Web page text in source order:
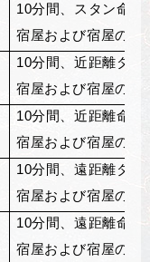
10分間、スタン命中
宿屋および宿屋の地
10分間、近距離ダメ
宿屋および宿屋の地
10分間、近距離命中
宿屋および宿屋の地
10分間、遠距離ダメ
宿屋および宿屋の地
10分間、遠距離命中
宿屋および宿屋の地